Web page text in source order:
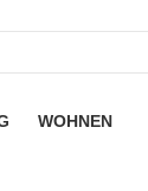
WOHNEN